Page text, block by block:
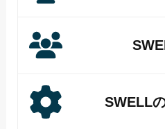
SWELL